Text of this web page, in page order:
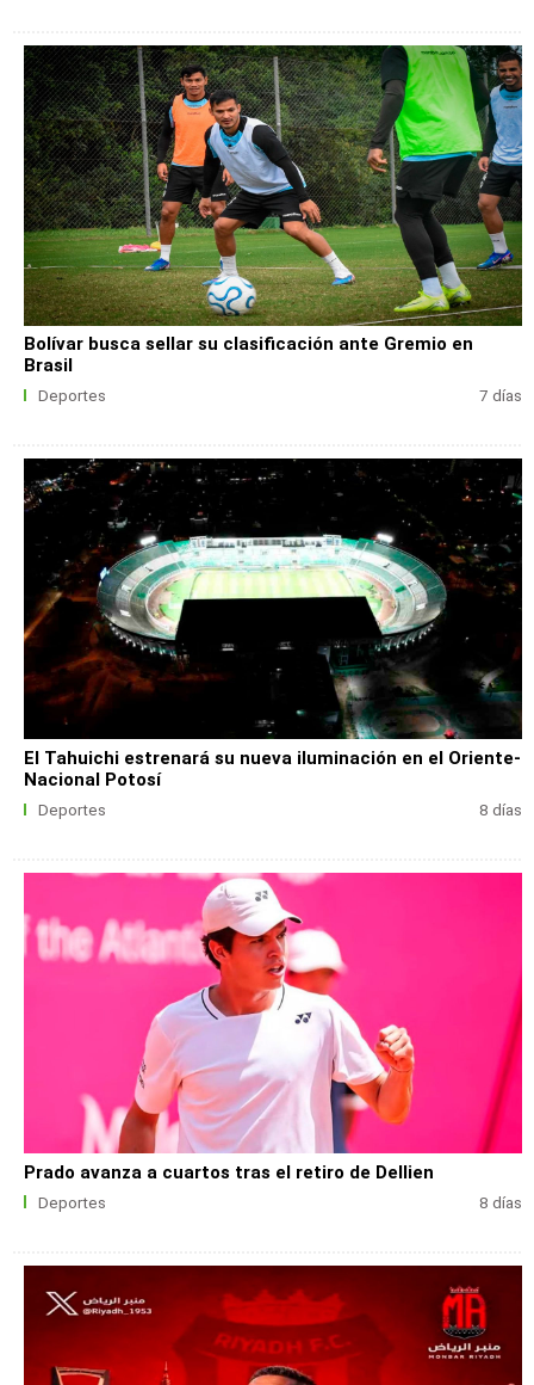
Bolívar busca sellar su clasificación ante Gremio en
Brasil
Deportes 7 días
El Tahuichi estrenará su nueva iluminación en el Oriente-
Nacional Potosí
Deportes 8 días
Prado avanza a cuartos tras el retiro de Dellien
Deportes 8 días